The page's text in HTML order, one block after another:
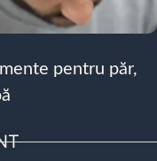
pentru păr,